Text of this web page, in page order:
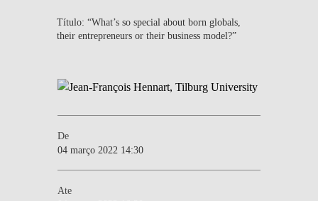
Título: “What’s so special about born globals,
their entrepreneurs or their business model?”
De
04 março 2022 14:30
Ate